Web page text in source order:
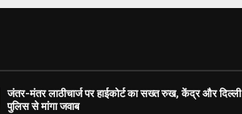
जंतर-मंतर लाठीचार्ज पर हाईकोर्ट का सख्त रुख, केंद्र और दिल्ली
पुलिस से मांगा जवाब